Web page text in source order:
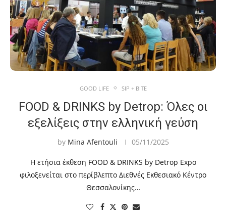
GOOD LIFE SIP + BITE
FOOD & DRINKS by Detrop: Όλες οι
εξελίξεις στην ελληνική γεύση
by Mina Afentouli 05/11/2025
Η ετήσια έκθεση FOOD & DRINKS by Detrop Expo
φιλοξενείται στο περίβλεπτο Διεθνές Εκθεσιακό Κέντρο
Θεσσαλονίκης…